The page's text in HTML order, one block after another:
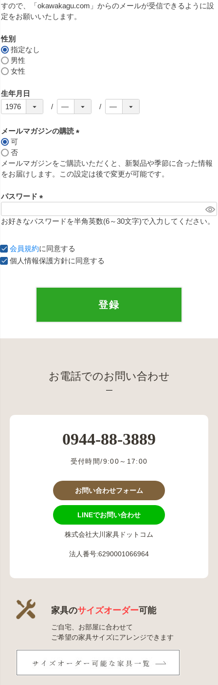
すので、「okawakagu.com」からのメールが受信できるように設
定をお願いいたします。
性別
指定なし
男性
女性
生年月日
メールマガジンの購読
須
)
可
否
メールマガジンをご購読いただくと、新製品や季節に合った情報
をお届けします。この設定は後で変更が可能です。
パスワード
必
お好きなパスワードを半角英数(6～30文字)で入力してください。
会員規約に同意する
個人情報保護方針に同意する
登録
お電話でのお問い合わせ
0944-88-3889
受付時間/9:00～17:00
お問い合わせフォーム
LINEでお問い合わせ
株式会社大川家具ドットコム
法人番号:6290001066964
家具のサイズオーダー可能
ご自宅、お部屋に合わせて
ご希望の家具サイズにアレンジできます